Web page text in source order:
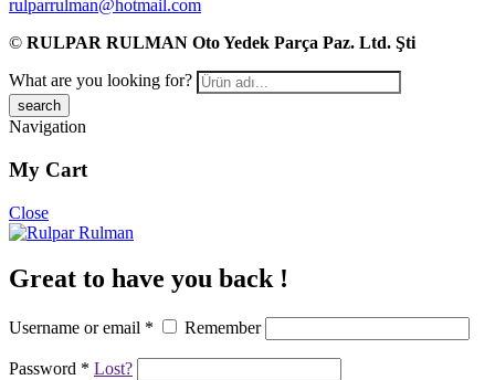
rulparrulman@hotmail.com
© RULPAR RULMAN Oto Yedek Parça Paz. Ltd. Şti
What are you looking for?
Navigation
My Cart
Close
Great to have you back !
Username or email * Remember
Password * Lost?